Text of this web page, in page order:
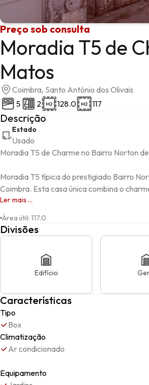
Preço sob consulta
Moradia T5 de
Matos
Coimbra, Santo António dos Olivais
5
2 128.0 117
Descrição
Estado
Usado
Moradia T5 de Charme no Bairro Norton
Moradia T5 típica do prestigiado Bairro
Coimbra. Esta casa única combina o
Ler mais ...
Área útil: 117.0
Divisões
Edifício
Características
Tipo
Box
Climatização
Ar condicionado
Equipamento